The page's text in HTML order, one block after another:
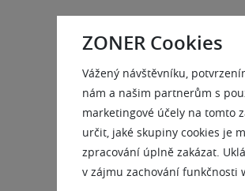
ZONER Cookies
Vážený návštěvníku,
nám a našim partnerům s
marketingové účely na tomto
určit, jaké skupiny cookies je
zpracování úplně zakázat.
v zájmu zachování funkčnosti